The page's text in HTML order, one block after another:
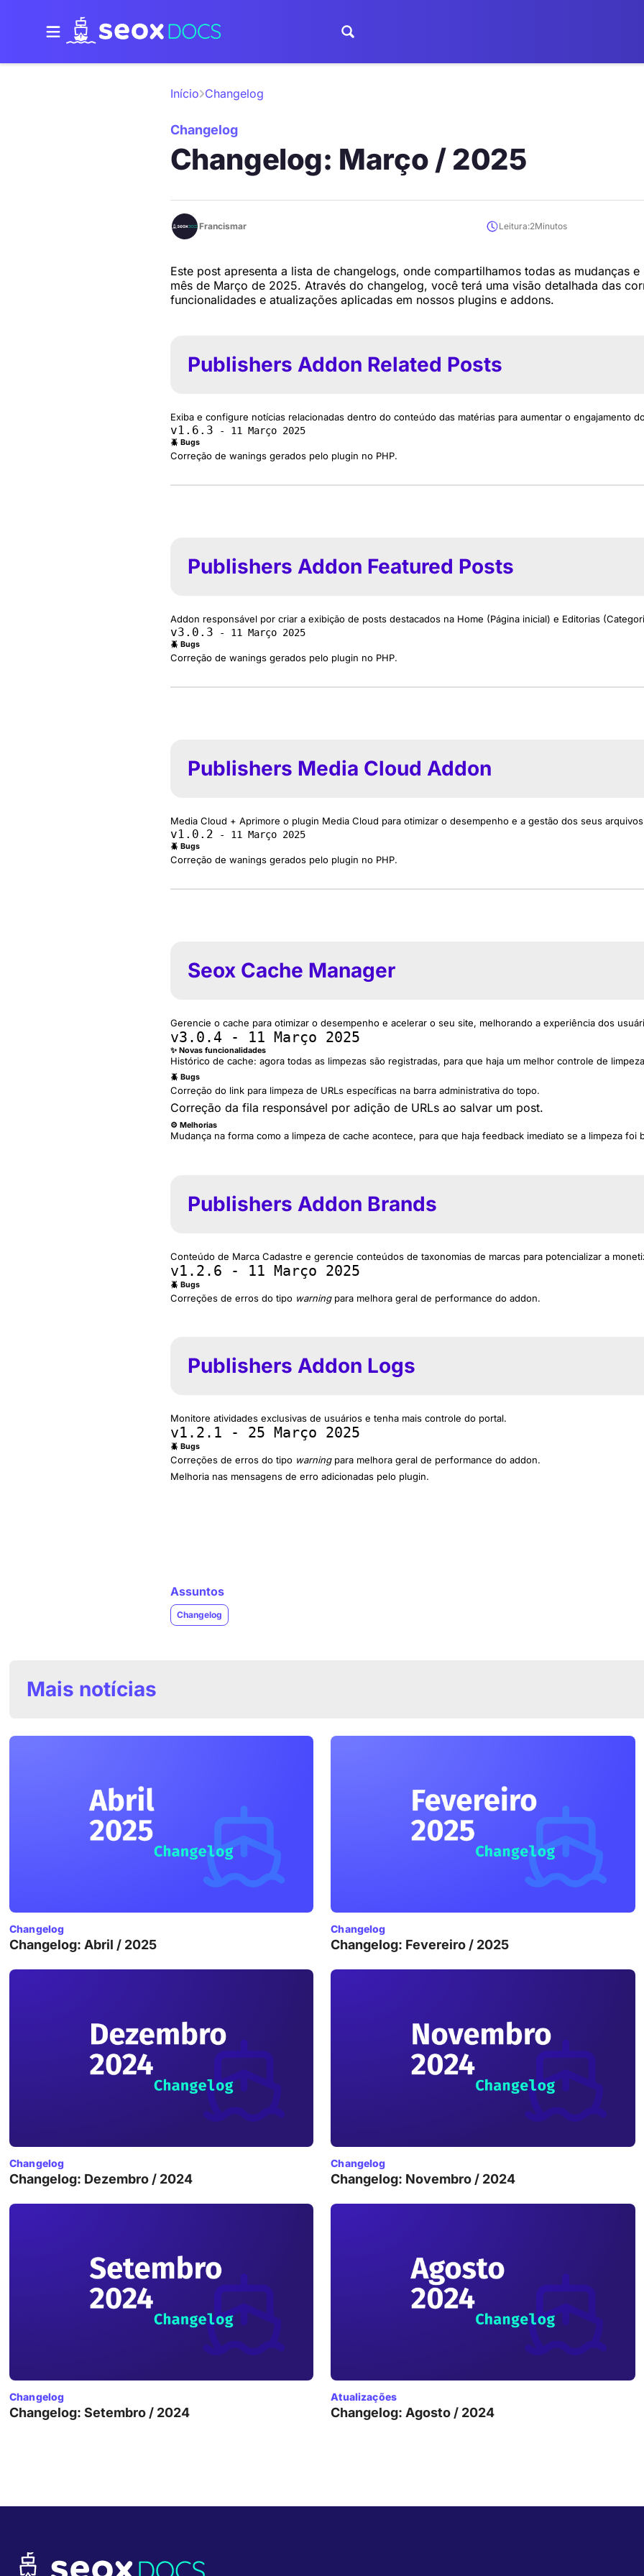
Início Changelog
Changelog
Changelog: Março / 2025
Francismar Leitura:2Minutos
Este post apresenta a lista de changelogs, onde compartilhamos todas as mudanças
mês de Março de 2025. Através do changelog, você terá uma visão detalhada das
funcionalidades e atualizações aplicadas em nossos plugins e addons.
Publishers Addon Related Posts
Exiba e configure notícias relacionadas dentro do conteúdo das matérias para aumentar o engajamento
v1.6.3 - 11 Março 2025
🪲 Bugs
Correção de wanings gerados pelo plugin no PHP.
Publishers Addon Featured Posts
Addon responsável por criar a exibição de posts destacados na Home (Página inicial) e Editorias
v3.0.3 - 11 Março 2025
🪲 Bugs
Correção de wanings gerados pelo plugin no PHP.
Publishers Media Cloud Addon
Media Cloud + Aprimore o plugin Media Cloud para otimizar o desempenho e a gestão dos seus
v1.0.2 - 11 Março 2025
🪲 Bugs
Correção de wanings gerados pelo plugin no PHP.
Seox Cache Manager
Gerencie o cache para otimizar o desempenho e acelerar o seu site, melhorando a experiência dos
v3.0.4 - 11 Março 2025
✨ Novas funcionalidades
Histórico de cache: agora todas as limpezas são registradas, para que haja um melhor controle de
🪲 Bugs
Correção do link para limpeza de URLs específicas na barra administrativa do topo.
Correção da fila responsável por adição de URLs ao salvar um post.
⚙️ Melhorias
Mudança na forma como a limpeza de cache acontece, para que haja feedback imediato se a limpeza foi
Publishers Addon Brands
Conteúdo de Marca Cadastre e gerencie conteúdos de taxonomias de marcas para potencializar a
v1.2.6 - 11 Março 2025
🪲 Bugs
Correções de erros do tipo warningpara melhora geral de performance do addon.
Publishers Addon Logs
Monitore atividades exclusivas de usuários e tenha mais controle do portal.
v1.2.1 - 25 Março 2025
🪲 Bugs
Correções de erros do tipo warningpara melhora geral de performance do addon.
Melhoria nas mensagens de erro adicionadas pelo plugin.
Assuntos
Changelog
Mais notícias
Changelog
Changelog: Abril / 2025
Changelog
Changelog: Fevereiro / 2025
Changelog
Changelog: Dezembro / 2024
Changelog
Changelog: Novembro / 2024
Changelog
Changelog: Setembro / 2024
Atualizações
Changelog: Agosto / 2024